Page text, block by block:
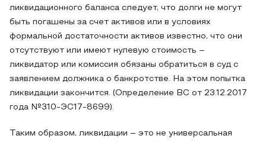
ликвидационного баланса следует, что долги не могут
быть погашены за счет активов или в условиях
формальной достаточности активов известно, что они
отсутствуют или имеют нулевую стоимость –
ликвидатор или комиссия обязаны обратиться в суд с
заявлением должника о банкротстве. На этом попытка
ликвидации закончится. (Определение ВС от 23.12.2017
года №310-ЭС17-8699).
Таким образом, ликвидации – это не универсальная